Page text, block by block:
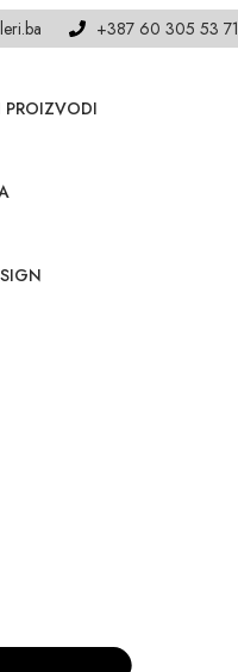
+387 60 305 53 71